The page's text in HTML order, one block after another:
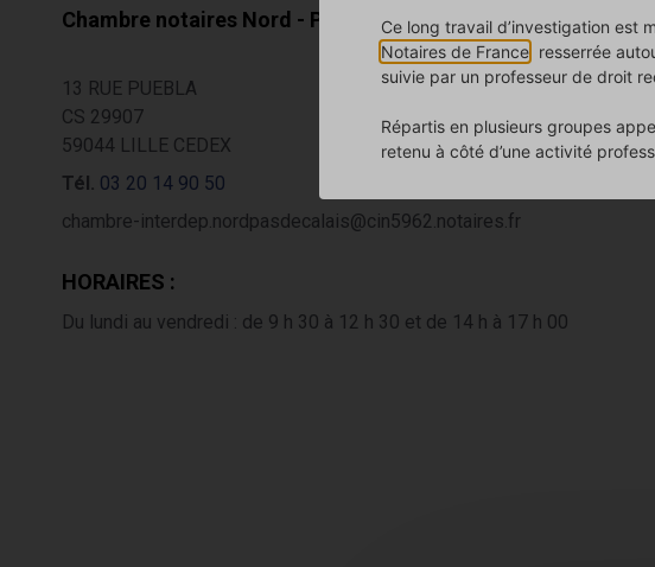
Chambre notaires Nord - Pas de Calais
13 RUE PUEBLA
CS 29907
59044 LILLE CEDEX
Tél. 03 20 14 90 50
chambre-interdep.nordpasdecalais@cin5962.notaires.fr
HORAIRES :
Du lundi au vendredi : de 9 h 30 à 12 h 30 et de 14 h à 17 h 00
Ce long travail d’investigation est
Notaires de France, resserrée
suivie par un professeur de droit
Répartis en plusieurs groupes
retenu à côté d’une activité